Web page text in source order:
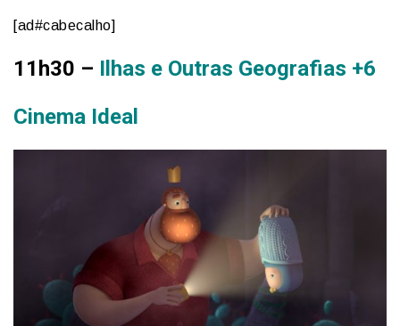
[ad#cabecalho]
11h30 – Ilhas e Outras Geografias +6
Cinema Ideal